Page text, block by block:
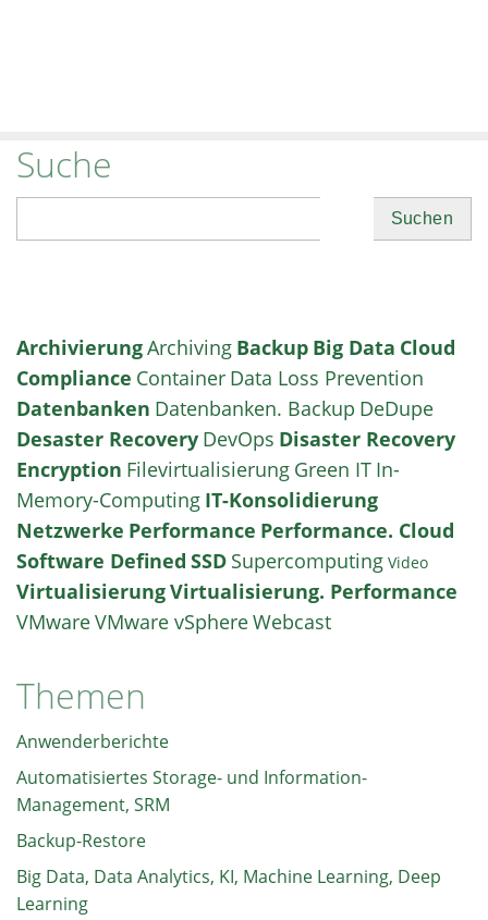
Suche
ArchivierungArchiving Backup Big Data Cloud
Compliance Container Data Loss Prevention
Datenbanken Datenbanken. Backup DeDupe
Desaster Recovery DevOps Disaster Recovery
Encryption Filevirtualisierung Green IT In-
Memory-Computing IT-Konsolidierung
Netzwerke Performance Performance. Cloud
Software Defined SSD Supercomputing Video
VirtualisierungVirtualisierung. Performance
VMwareVMware vSphereWebcast
Themen
Anwenderberichte
Automatisiertes Storage- und Information-
Management, SRM
Backup-Restore
Big Data, Data Analytics, KI, Machine Learning, Deep
Learning